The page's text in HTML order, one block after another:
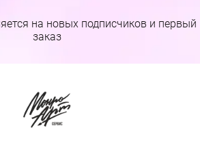
на новых подписчиков и первый
заказ